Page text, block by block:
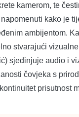
kamerom, te
kako je
ambijentom.
stvarajući
sjedinjuje audio i
čovjeka s
prisutnost